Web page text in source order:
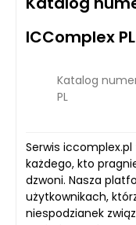
ICComplex PL
Katalog
PL
Serwis
każdego, kto
dzwoni. Nasza
użytkownikach,
niespodzianek